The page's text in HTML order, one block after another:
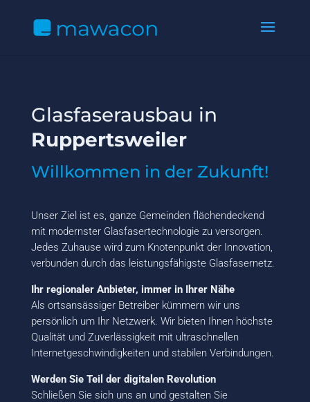
Glasfaserausbau in
Ruppertsweiler
Willkommen in der Zukunft!
Unser Ziel ist es, ganze Gemeinden flächendeckend
mit modernster Glasfasertechnologie zu versorgen.
Jedes Zuhause wird zum Knotenpunkt der Innovation,
verbunden durch das leistungsfähigste Glasfasernetz.
Ihr regionaler Anbieter, immer in Ihrer Nähe
Als ortsansässiger Betreiber kümmern wir uns
persönlich um Ihr Netzwerk. Wir bieten Ihnen höchste
Qualität und Zuverlässigkeit mit ultraschnellen
Internetgeschwindigkeiten und stabilen Verbindungen.
Werden Sie Teil der digitalen Revolution
Schließen Sie sich uns an und gestalten Sie